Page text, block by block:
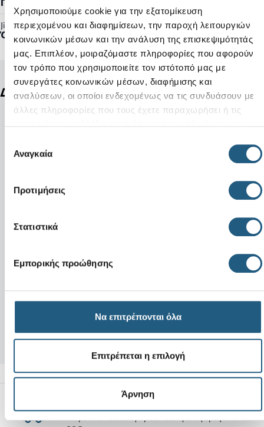
Χρησιμοποιούμε cookie για την εξατομίκευση
περιεχομένου και διαφημίσεων, την παροχή λειτουργιών
κοινωνικών μέσων και την ανάλυση της επισκεψιμότητάς
μας. Επιπλέον, μοιραζόμαστε πληροφορίες που αφορούν
τον τρόπο που χρησιμοποιείτε τον ιστότοπό μας με
συνεργάτες κοινωνικών μέσων, διαφήμισης και
αναλύσεων, οι οποίοι ενδεχομένως να τις συνδυάσουν με
άλλες πληροφορίες που τους έχετε παραχωρήσει ή τις
συγκατάθεσης
Αναγκαία
Προτιμήσεις
Στατιστικά
Εμπορικής προώθησης
Να επιτρέπονται όλα
Επιτρέπεται η επιλογή
Άρνηση
Jibbitz™ Ready:
Όχι
Δείτε ακόμη
Νέο
Αποστολές Προϊόντων